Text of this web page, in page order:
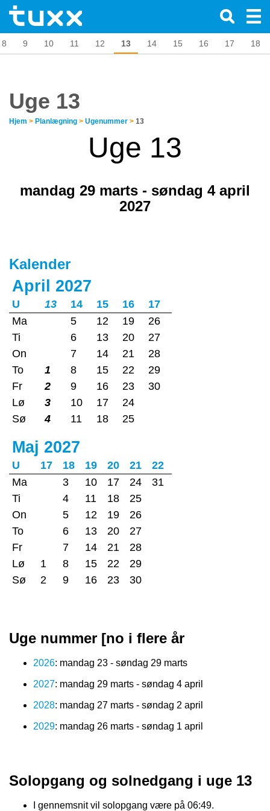
8 9 10 11 12 13 14 15 16 17 18
Uge 13
Hjem > Planlægning > Ugenummer > 13
Uge 13
mandag 29 marts - søndag 4 april
2027
Kalender
April 2027
U 13 14 15 16
17
Ma
5 12 19
26
Ti
6 13 20
27
On
7 14 21
28
To
1 8 15 22
29
Fr
2 9 16 23
30
Lø
3 10 17
24
Sø
4 11 18 25
Maj 2027
U 17 18 19 20 21
22
Ma
3 10 17 24
31
Ti
4 11 18
25
On
5 12 19
26
To
6 13 20
27
Fr
7 14 21
28
Lø
1 8 15 22
29
Sø
2 9 16 23 30
Uge nummer [no i flere år
2026: mandag 23 - søndag 29 marts
2027: mandag 29 marts - søndag 4 april
2028: mandag 27 marts - søndag 2 april
2029: mandag 26 marts - søndag 1 april
Solopgang og solnedgang i uge 13
I gennemsnit vil solopgang være på 06:49.